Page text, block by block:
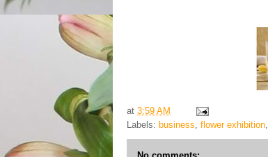
at 3:59 AM
Labels: business, flower exhibition,